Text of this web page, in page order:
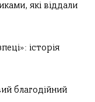
які віддали
історія
благодійний